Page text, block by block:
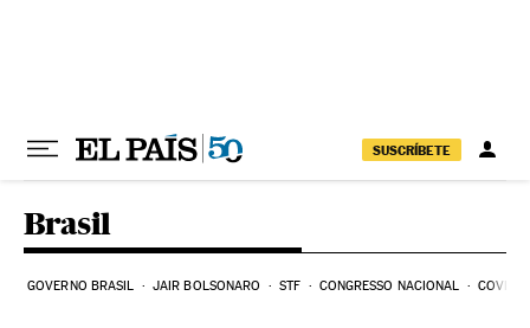
SUSCRÍBETE
Brasil
GOVERNO BRASIL JAIR BOLSONARO STF CONGRESSO NACIONAL COVID-